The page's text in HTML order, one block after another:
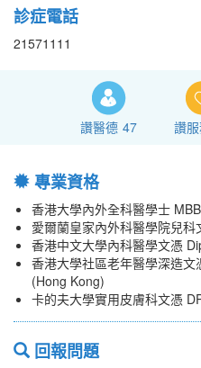
診症電話
21571111
讚醫德 47 讚
專業資格
香港大學內外全科醫學士
愛爾蘭皇家內外科醫學院兒科
香港中文大學內科醫學文憑
香港大學社區老年醫學深造
(Hong Kong)
卡的夫大學實用皮膚科文憑
回報問題